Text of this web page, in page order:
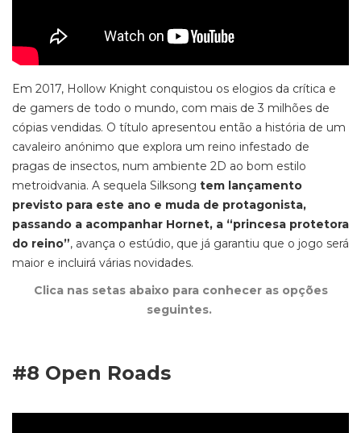
Em 2017, Hollow Knight conquistou os elogios da crítica e
de gamers de todo o mundo, com mais de 3 milhões de
cópias vendidas. O título apresentou então a história de um
cavaleiro anónimo que explora um reino infestado de
pragas de insectos, num ambiente 2D ao bom estilo
metroidvania. A sequela Silksong tem lançamento
previsto para este ano e muda de protagonista,
passando a acompanhar Hornet, a “princesa protetora
do reino”, avança o estúdio, que já garantiu que o jogo será
maior e incluirá várias novidades.
Clica nas setas abaixo para conhecer as opções
seguintes.
#8 Open Roads